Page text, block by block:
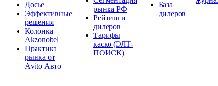
Досье
Эффективные
решения
Колонка
Akzonobel
Практика
рынка от
Аvito Авто
рынка РФ
Рейтинги
дилеров
Тарифы
каско (ЭЛТ-
ПОИСК)
База
дилеров